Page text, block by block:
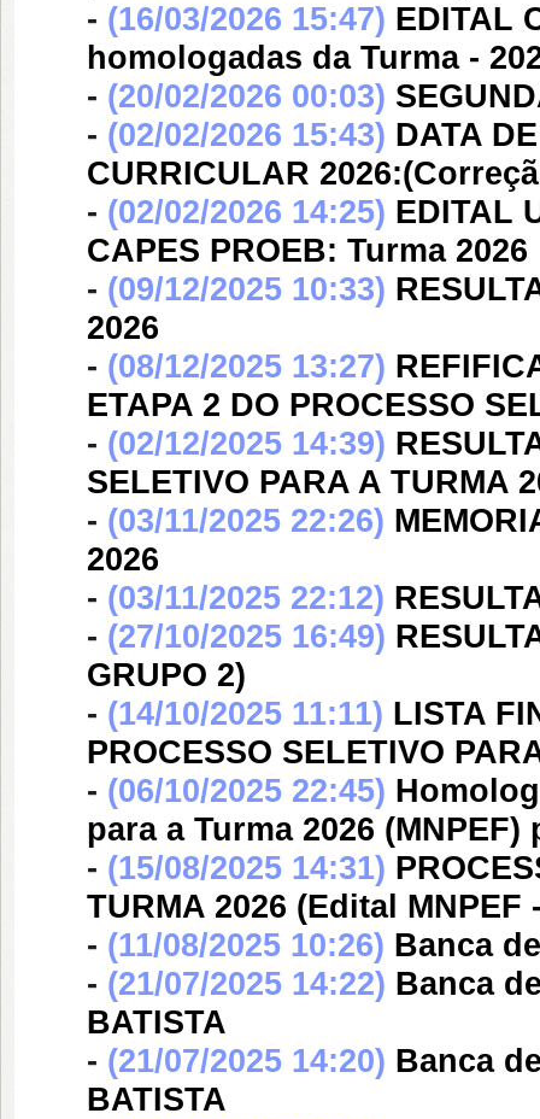
- (16/03/2026 15:47) EDITAL
homologadas da Turma -
- (20/02/2026 00:03)
- (02/02/2026 15:43) DATA
CURRICULAR
- (02/02/2026 14:25) EDITAL
CAPES PROEB: Turma 2026
- (09/12/2025 10:33)
2026
- (08/12/2025 13:27)
ETAPA 2 DO PROCESSO
- (02/12/2025 14:39)
SELETIVO PARA A TURMA
- (03/11/2025 22:26)
2026
- (03/11/2025 22:12)
- (27/10/2025 16:49)
GRUPO 2)
- (14/10/2025 11:11) LISTA
PROCESSO SELETIVO
- (06/10/2025 22:45)
para a Turma 2026 (MNPEF)
- (15/08/2025 14:31)
TURMA 2026 (Edital MNPEF
- (11/08/2025 10:26) Banca
- (21/07/2025 14:22) Banca
BATISTA
- (21/07/2025 14:20) Banca
BATISTA